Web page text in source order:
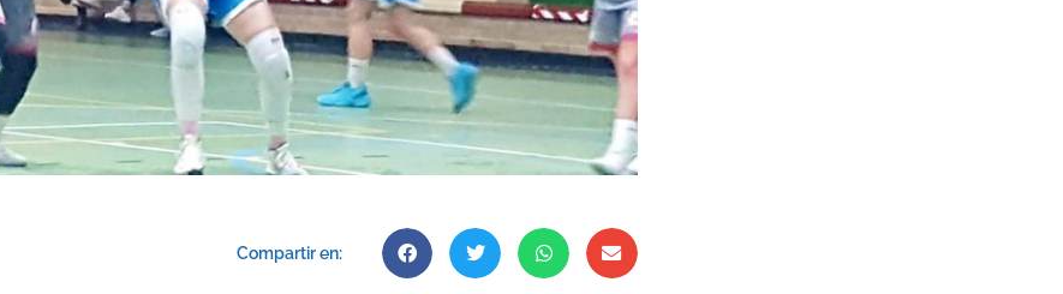
Compartir en: